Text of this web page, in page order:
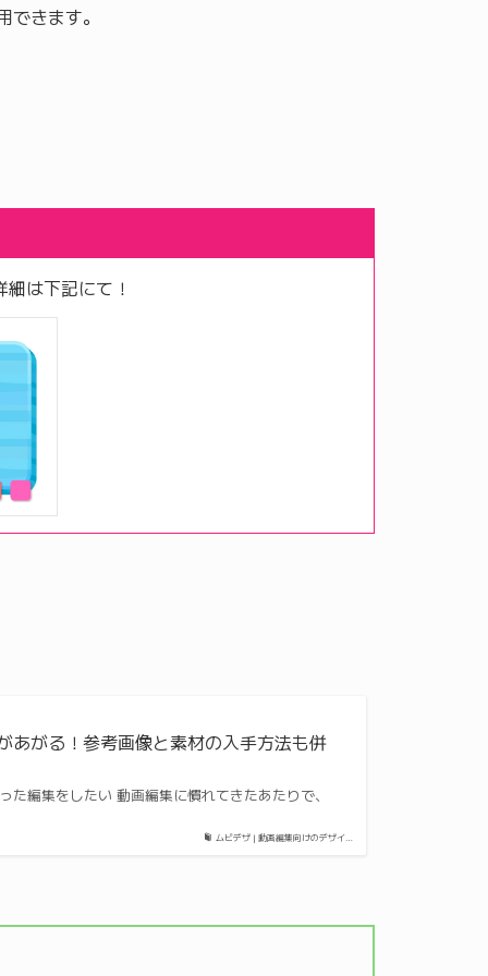
きます。
は下記にて！
ムビデザ | 動画編集向けのデザイ…
あがる！参考画像と素材の入手方法も併
編集をしたい 動画編集に慣れてきたあたりで、